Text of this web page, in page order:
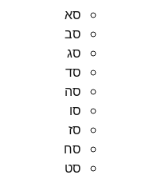
סא
סב
סג
סד
סה
סו
סז
סח
סט